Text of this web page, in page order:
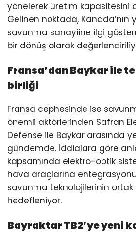
yönelerek üretim kapasitesini
Gelinen noktada, Kanada’nın
savunma sanayiine ilgi
bir dönüş olarak
Fransa’dan Baykar ile
birliği
Fransa cephesinde ise
önemli aktörlerinden Safran
Defense ile Baykar arasında
gündemde. İddialara göre
kapsamında elektro-optik
hava araçlarına
savunma teknolojilerinin ortak
hedefleniyor.
Bayraktar TB2’ye yeni